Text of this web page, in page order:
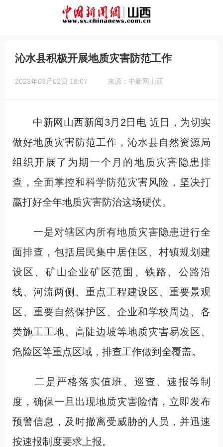
沁水县积极开展地质灾害防范工作
2023年03月02日 18:07 来源：中新网山西
中新网山西新闻3月2日电 近日，为切实
做好地质灾害防范工作，沁水县自然资源局
组织开展了为期一个月的地质灾害隐患排
查，全面掌控和科学防范灾害风险，坚决打
赢打好全年地质灾害防治这场硬仗。
一是对辖区内所有地质灾害隐患进行全
面排查，包括居民集中居住区、村镇规划建
设区、矿山企业矿区范围、铁路、公路沿
线、河流两侧、重点工程建设区、重要景观
区、重要自然保护区、企业和学校周边、各
类施工工地、高陡边坡等地质灾害易发区、
危险区等重点区域，排查工作做到全覆盖。
二是严格落实值班、巡查、速报等制
度，确保一旦出现地质灾害险情，立即发布
预警信息，及时撤离受威胁的人员，并迅速
按速报制度要求上报。